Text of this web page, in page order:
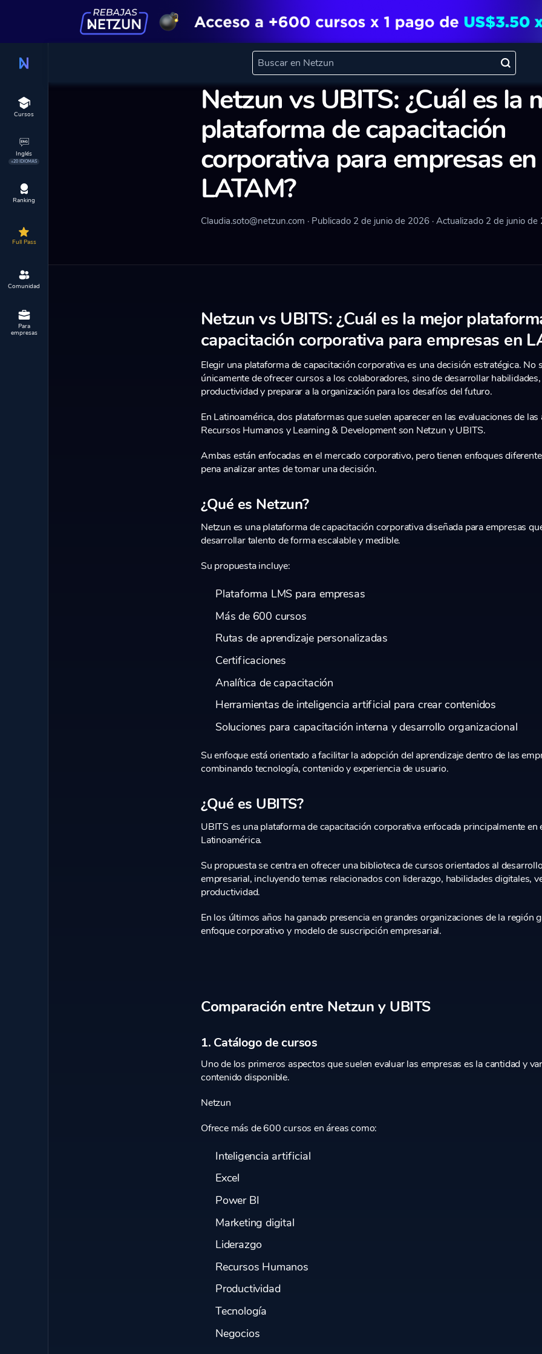
Cursos
Inglés
+20 IDIOMAS
Ranking
Full Pass
Comunidad
Para
empresas
← Todos los artículos
Netzun vs UBITS: ¿Cuál es la
plataforma de capacitación
corporativa para empresas en
LATAM?
Claudia.soto@netzun.com · Publicado 2 de junio de 2026 · Actualizado 2 de junio de
Netzun vs UBITS: ¿Cuál es la mejor
capacitación corporativa para empresas en
Elegir una plataforma de capacitación corporativa es una decisión estratégica. No
únicamente de ofrecer cursos a los colaboradores, sino de desarrollar
productividad y preparar a la organización para los desafíos del futuro.
En Latinoamérica, dos plataformas que suelen aparecer en las evaluaciones de las
Recursos Humanos y Learning & Development son Netzun y UBITS.
Ambas están enfocadas en el mercado corporativo, pero tienen enfoques
pena analizar antes de tomar una decisión.
¿Qué es Netzun?
Netzun es una plataforma de capacitación corporativa diseñada para empresas
desarrollar talento de forma escalable y medible.
Su propuesta incluye:
Plataforma LMS para empresas
Más de 600 cursos
Rutas de aprendizaje personalizadas
Certificaciones
Analítica de capacitación
Herramientas de inteligencia artificial para crear contenidos
Soluciones para capacitación interna y desarrollo organizacional
Su enfoque está orientado a facilitar la adopción del aprendizaje dentro de las
combinando tecnología, contenido y experiencia de usuario.
¿Qué es UBITS?
UBITS es una plataforma de capacitación corporativa enfocada principalmente en
Latinoamérica.
Su propuesta se centra en ofrecer una biblioteca de cursos orientados al
empresarial, incluyendo temas relacionados con liderazgo, habilidades digitales,
productividad.
En los últimos años ha ganado presencia en grandes organizaciones de la región
enfoque corporativo y modelo de suscripción empresarial.
Comparación entre Netzun y UBITS
1. Catálogo de cursos
Uno de los primeros aspectos que suelen evaluar las empresas es la cantidad y
contenido disponible.
Netzun
Ofrece más de 600 cursos en áreas como:
Inteligencia artificial
Excel
Power BI
Marketing digital
Liderazgo
Recursos Humanos
Productividad
Tecnología
Negocios